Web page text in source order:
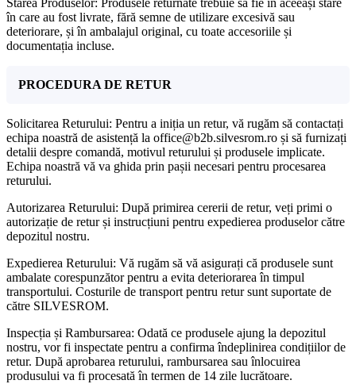
Starea Produselor: Produsele returnate trebuie să fie în aceeași stare
în care au fost livrate, fără semne de utilizare excesivă sau
deteriorare, și în ambalajul original, cu toate accesoriile și
documentația incluse.
PROCEDURA DE RETUR
Solicitarea Returului: Pentru a iniția un retur, vă rugăm să contactați
echipa noastră de asistență la office@b2b.silvesrom.ro și să furnizați
detalii despre comandă, motivul returului și produsele implicate.
Echipa noastră vă va ghida prin pașii necesari pentru procesarea
returului.
Autorizarea Returului: După primirea cererii de retur, veți primi o
autorizație de retur și instrucțiuni pentru expedierea produselor către
depozitul nostru.
Expedierea Returului: Vă rugăm să vă asigurați că produsele sunt
ambalate corespunzător pentru a evita deteriorarea în timpul
transportului. Costurile de transport pentru retur sunt suportate de
către SILVESROM.
Inspecția și Rambursarea: Odată ce produsele ajung la depozitul
nostru, vor fi inspectate pentru a confirma îndeplinirea condițiilor de
retur. După aprobarea returului, rambursarea sau înlocuirea
produsului va fi procesată în termen de 14 zile lucrătoare.